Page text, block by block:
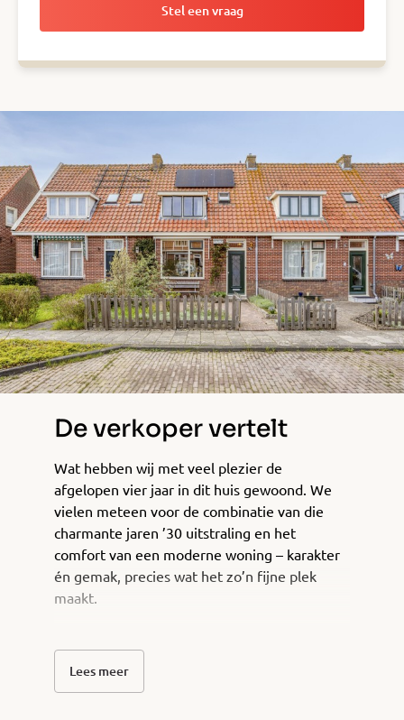
Stel een vraag
De verkoper vertelt
Wat hebben wij met veel plezier de
afgelopen vier jaar in dit huis gewoond. We
vielen meteen voor de combinatie van die
charmante jaren ’30 uitstraling en het
comfort van een moderne woning – karakter
én gemak, precies wat het zo’n fijne plek
maakt.
aan duurzaamheid. Denk aan zonnepanelen,
extra isolatie (HR++ glas), bodemfolie, goed
afgedichte kieren en een sedumdak. Dat
Lees meer